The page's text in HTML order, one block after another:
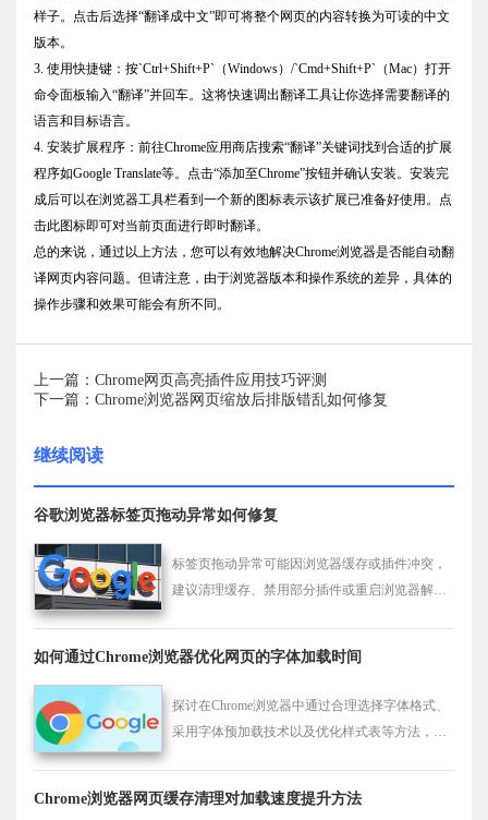
样子。点击后选择“翻译成中文”即可将整个网页的内容转换为可读的中文
版本。
3. 使用快捷键：按`Ctrl+Shift+P`（Windows）/`Cmd+Shift+P`（Mac）打开
命令面板输入“翻译”并回车。这将快速调出翻译工具让你选择需要翻译的
语言和目标语言。
4. 安装扩展程序：前往Chrome应用商店搜索“翻译”关键词找到合适的扩展
程序如Google Translate等。点击“添加至Chrome”按钮并确认安装。安装完
成后可以在浏览器工具栏看到一个新的图标表示该扩展已准备好使用。点
击此图标即可对当前页面进行即时翻译。
总的来说，通过以上方法，您可以有效地解决Chrome浏览器是否能自动翻
译网页内容问题。但请注意，由于浏览器版本和操作系统的差异，具体的
操作步骤和效果可能会有所不同。
上一篇：Chrome网页高亮插件应用技巧评测
下一篇：Chrome浏览器网页缩放后排版错乱如何修复
继续阅读
谷歌浏览器标签页拖动异常如何修复
标签页拖动异常可能因浏览器缓存或插件冲突，
建议清理缓存、禁用部分插件或重启浏览器解
如何通过Chrome浏览器优化网页的字体加载时间
探讨在Chrome浏览器中通过合理选择字体格式、
采用字体预加载技术以及优化样式表等方法，优
性。
Chrome浏览器网页缓存清理对加载速度提升方法